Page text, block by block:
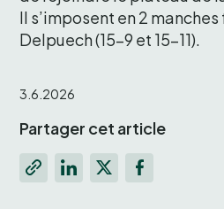
Il s’imposent en 2
3.6.2026
Partager cet article